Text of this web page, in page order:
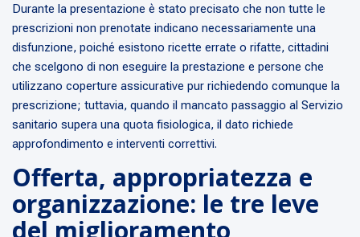
Durante la presentazione è stato precisato che non tutte le
prescrizioni non prenotate indicano necessariamente una
disfunzione, poiché esistono ricette errate o rifatte, cittadini
che scelgono di non eseguire la prestazione e persone che
utilizzano coperture assicurative pur richiedendo comunque la
prescrizione; tuttavia, quando il mancato passaggio al Servizio
sanitario supera una quota fisiologica, il dato richiede
approfondimento e interventi correttivi.
Offerta, appropriatezza e
organizzazione: le tre leve
del miglioramento